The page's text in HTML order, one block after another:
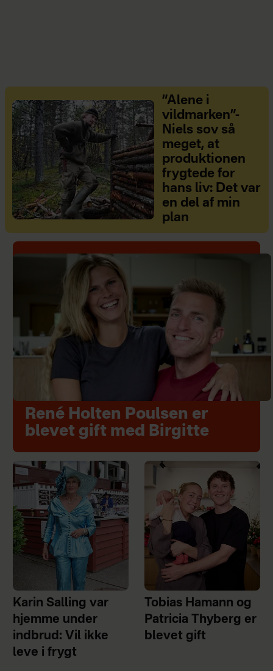
”Alene i
vildmarken”-
Niels sov så
meget, at
produktionen
frygtede for
hans liv: Det var
en del af min
plan
René Holten Poulsen er
blevet gift med Birgitte
Karin Salling var
hjemme under
indbrud: Vil ikke
leve i frygt
Tobias Hamann og
Patricia Thyberg er
blevet gift